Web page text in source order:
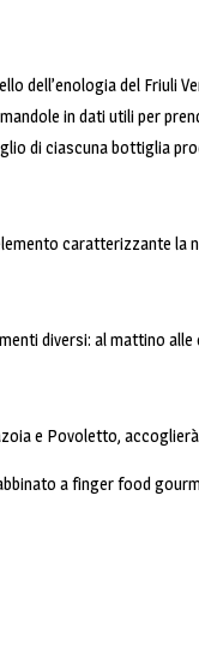
dell’enologia del Friuli
in dati utili per
di ciascuna bottiglia
caratterizzante
diversi: al mattino
e Povoletto,
a finger food